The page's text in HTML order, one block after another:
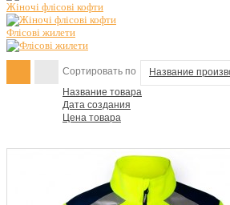
Жіночі флісові кофти
Флісові жилети
Сортировать по
Название
Название товара
Дата создания
Цена товара